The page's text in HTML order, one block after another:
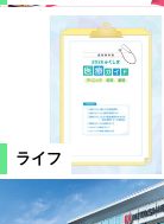
ライフ